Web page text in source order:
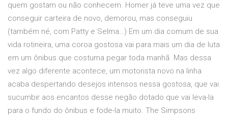
quem gostam ou não conhecem. Homer já teve uma vez que
conseguir carteira de novo, demorou, mas conseguiu
(também né, com Patty e Selma…) Em um dia comum de sua
vida rotineira, uma coroa gostosa vai para mais um dia de luta
em um ônibus que costuma pegar toda manhã. Mas dessa
vez algo diferente acontece, um motorista novo na linha
acaba despertando desejos intensos nessa gostosa, que vai
sucumbir aos encantos desse negão dotado que vai leva-la
para o fundo do ônibus e fode-la muito. The Simpsons